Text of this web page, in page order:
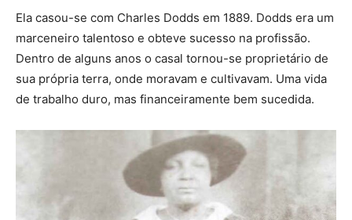
Ela casou-se com Charles Dodds em 1889. Dodds era um
marceneiro talentoso e obteve sucesso na profissão.
Dentro de alguns anos o casal tornou-se proprietário de
sua própria terra, onde moravam e cultivavam. Uma vida
de trabalho duro, mas financeiramente bem sucedida.